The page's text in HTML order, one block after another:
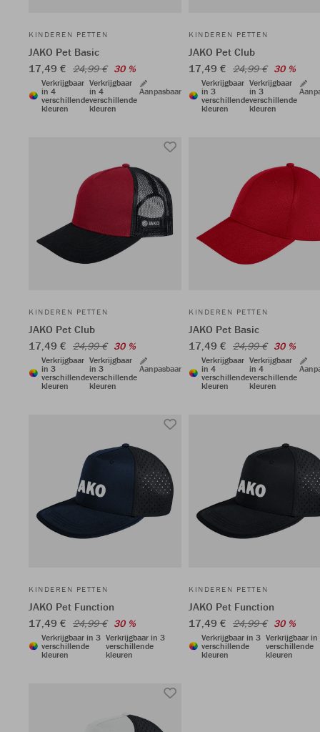
KINDEREN PETTEN
JAKO Pet Basic
17,49 € 24,99 € 30 %
Verkrijgbaar
in 4
verschillende
kleuren
Verkrijgbaar
in 4
verschillende
kleuren
Aanpasbaar
KINDEREN PETTEN
JAKO Pet Club
17,49 € 24,99 € 30 %
Verkrijgbaar
in 3
verschillende
kleuren
Verkrijgbaar
in 3
verschillende
kleuren
KINDEREN PETTEN
JAKO Pet Club
17,49 € 24,99 € 30 %
Verkrijgbaar
in 3
verschillende
kleuren
Verkrijgbaar
in 3
verschillende
kleuren
Aanpasbaar
KINDEREN PETTEN
JAKO Pet Basic
17,49 € 24,99 € 30 %
Verkrijgbaar
in 4
verschillende
kleuren
Verkrijgbaar
in 4
verschillende
kleuren
KINDEREN PETTEN
JAKO Pet Function
17,49 € 24,99 € 30 %
Verkrijgbaar in 3
verschillende
kleuren
Verkrijgbaar in 3
verschillende
kleuren
KINDEREN PETTEN
JAKO Pet Function
17,49 € 24,99 € 30 %
Verkrijgbaar in 3
verschillende
kleuren
Verkrijgbaar in
verschillende
kleuren